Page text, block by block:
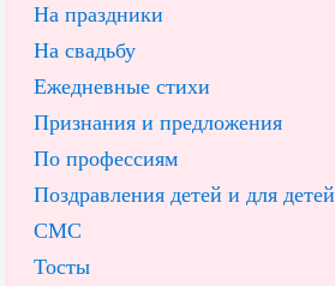
На праздники
На свадьбу
Ежедневные стихи
Признания и предложения
По профессиям
Поздравления детей и для детей
СМС
Тосты